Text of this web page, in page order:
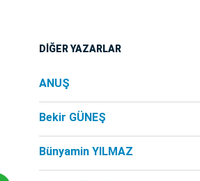
DİĞER YAZARLAR
ANUŞ
Bekir GÜNEŞ
Bünyamin YILMAZ